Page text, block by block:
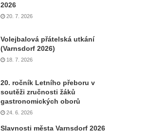
2026
20. 7. 2026
Volejbalová přátelská utkání
(Varnsdorf 2026)
18. 7. 2026
20. ročník Letního přeboru v
soutěži zručnosti žáků
gastronomických oborů
24. 6. 2026
Slavnosti města Varnsdorf 2026